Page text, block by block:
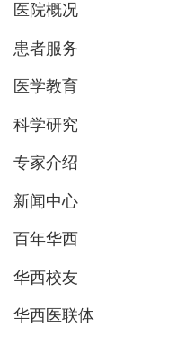
医院概况
患者服务
医学教育
科学研究
专家介绍
新闻中心
百年华西
华西校友
华西医联体